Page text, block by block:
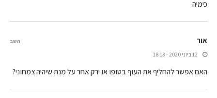
כימיה
אור
12 ביוני 2020 - 18:13
האם אפשר להחליף את העוף בטופו או ירק אחר על מנת שיהיה צמחוני?
השב